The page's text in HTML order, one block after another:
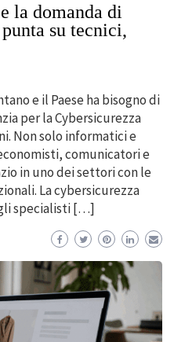
la domanda di
su tecnici,
e il Paese ha bisogno di
per la Cybersicurezza
Non solo informatici e
comunicatori e
in uno dei settori con le
La cybersicurezza
specialisti […]